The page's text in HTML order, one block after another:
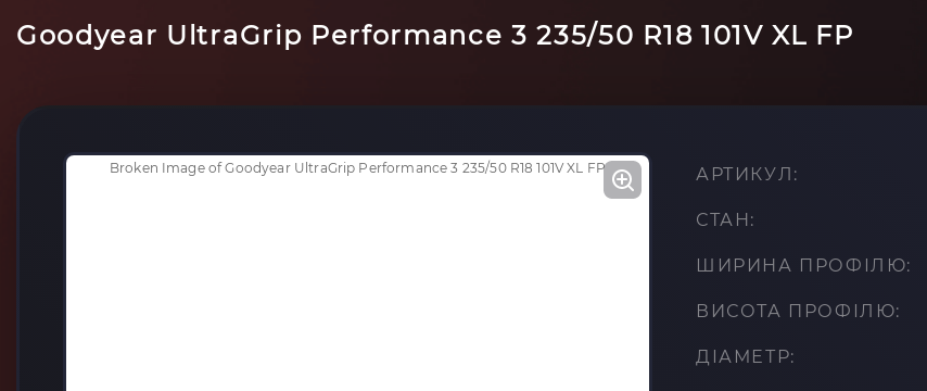
Goodyear UltraGrip Performance 3 235/50 R18 101V XL FP
АРТИКУЛ:
СТАН:
ШИРИНА ПРОФІЛЮ:
ВИСОТА ПРОФІЛЮ:
ДІАМЕТР: